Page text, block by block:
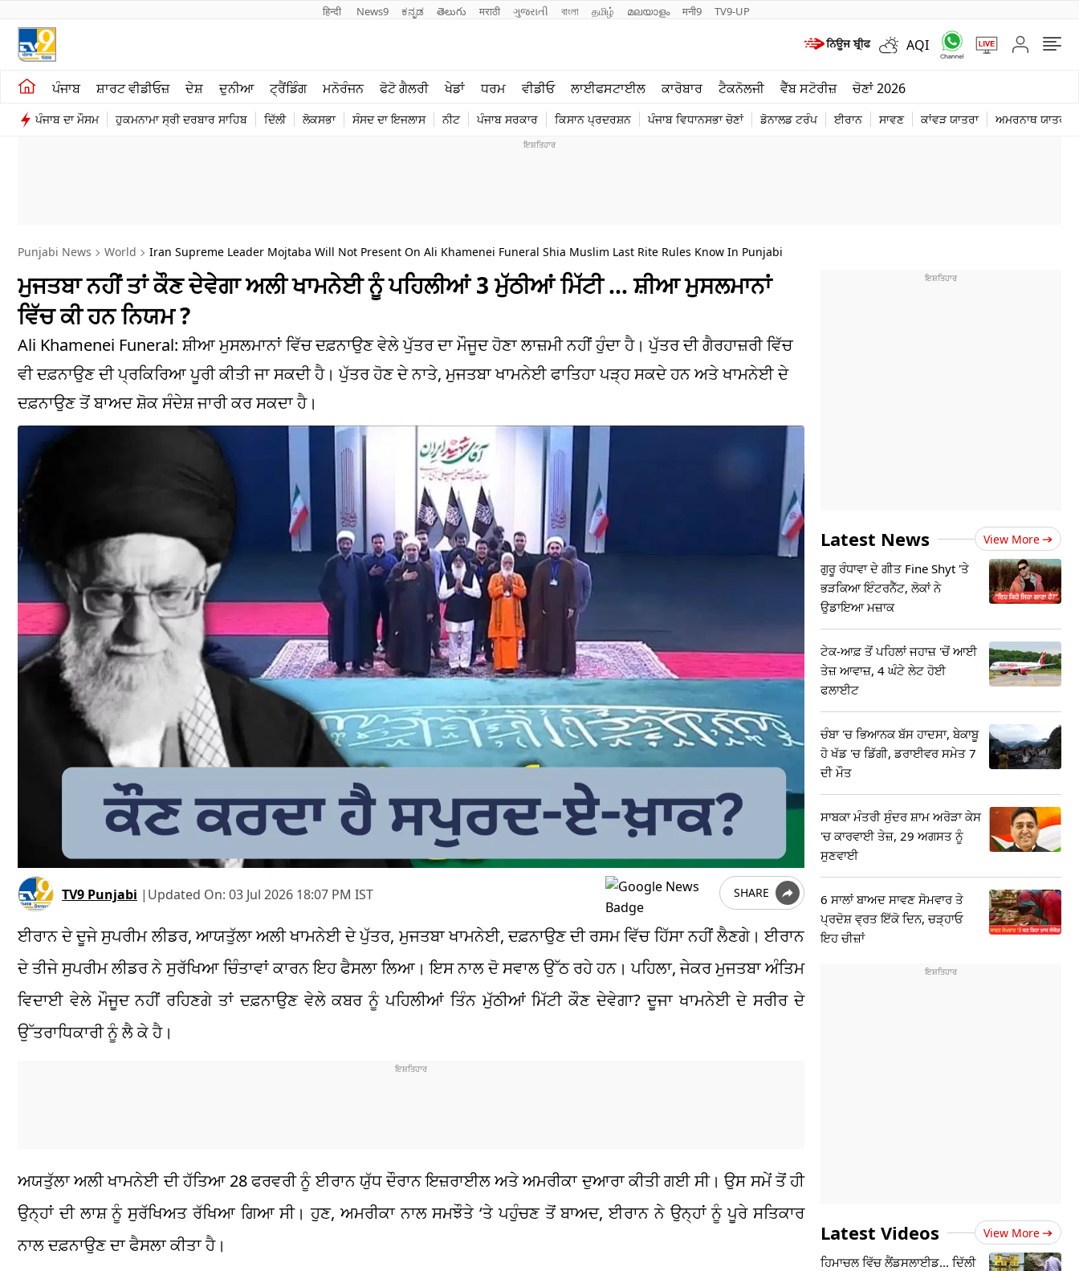
हिन्दी News9 ಕನ್ನಡ తెలుగు मराठी ગુજરાતી বাংলা தமிழ் മലയാളം मनी9 TV9-UP
AQI
ਪੰਜਾਬ ਸ਼ਾਰਟ ਵੀਡੀਓਜ਼ ਦੇਸ਼ ਦੁਨੀਆ ਟ੍ਰੈਂਡਿੰਗ ਮਨੋਰੰਜਨ ਫੋਟੋ ਗੈਲਰੀ ਖੇਡਾਂ ਧਰਮ ਵੀਡੀਓ ਲਾਈਫਸਟਾਈਲ ਕਾਰੋਬਾਰ ਟੈਕਨੋਲਜੀ ਵੈੱਬ ਸਟੋਰੀਜ਼ ਚੋਣਾਂ 2026
ਪੰਜਾਬ ਦਾ ਮੌਸਮ ਹੁਕਮਨਾਮਾ ਸ੍ਰੀ ਦਰਬਾਰ ਸਾਹਿਬ ਦਿੱਲੀ ਲੋਕਸਭਾ ਸੰਸਦ ਦਾ ਇਜਲਾਸ ਨੀਟ ਪੰਜਾਬ ਸਰਕਾਰ ਕਿਸਾਨ ਪ੍ਰਦਰਸ਼ਨ ਪੰਜਾਬ ਵਿਧਾਨਸਭਾ ਚੋਣਾਂ ਡੋਨਾਲਡ ਟਰੰਪ ਈਰਾਨ ਸਾਵਣ ਕਾਂਵੜ ਯਾਤਰਾ ਅਮਰਨਾਥ ਯਾਤਰਾ
ਖੇਤੀਬਾੜੀ
ਸ਼ਾਰਟ ਵੀਡੀਓਜ਼
ਮਨੋਰੰਜਨ
ਪੰਜਾਬ
ਟੈਕਨੋਲਜੀ
ਦੁਨੀਆ
Punjabi News World Iran Supreme Leader Mojtaba Will Not Present On Ali Khamenei Funeral Shia Muslim Last Rite Rules Know In Punjabi
ਮੁਜਤਬਾ ਨਹੀਂ ਤਾਂ ਕੌਣ ਦੇਵੇਗਾ ਅਲੀ ਖਾਮਨੇਈ ਨੂੰ ਪਹਿਲੀਆਂ 3 ਮੁੱਠੀਆਂ ਮਿੱਟੀ … ਸ਼ੀਆ ਮੁਸਲਮਾਨਾਂ
ਵਿੱਚ ਕੀ ਹਨ ਨਿਯਮ ?
Ali Khamenei Funeral: ਸ਼ੀਆ ਮੁਸਲਮਾਨਾਂ ਵਿੱਚ ਦਫ਼ਨਾਉਣ ਵੇਲੇ ਪੁੱਤਰ ਦਾ ਮੌਜੂਦ ਹੋਣਾ ਲਾਜ਼ਮੀ ਨਹੀਂ ਹੁੰਦਾ ਹੈ। ਪੁੱਤਰ ਦੀ ਗੈਰਹਾਜ਼ਰੀ ਵਿੱਚ
ਵੀ ਦਫ਼ਨਾਉਣ ਦੀ ਪ੍ਰਕਿਰਿਆ ਪੂਰੀ ਕੀਤੀ ਜਾ ਸਕਦੀ ਹੈ। ਪੁੱਤਰ ਹੋਣ ਦੇ ਨਾਤੇ, ਮੁਜਤਬਾ ਖਾਮਨੇਈ ਫਾਤਿਹਾ ਪੜ੍ਹ ਸਕਦੇ ਹਨ ਅਤੇ ਖਾਮਨੇਈ ਦੇ
ਦਫ਼ਨਾਉਣ ਤੋਂ ਬਾਅਦ ਸ਼ੋਕ ਸੰਦੇਸ਼ ਜਾਰੀ ਕਰ ਸਕਦਾ ਹੈ।
TV9 Punjabi | Updated On: 03 Jul 2026 18:07 PM IST SHARE
ਈਰਾਨ ਦੇ ਦੂਜੇ ਸੁਪਰੀਮ ਲੀਡਰ, ਆਯਤੁੱਲਾ ਅਲੀ ਖਾਮਨੇਈ ਦੇ ਪੁੱਤਰ, ਮੁਜਤਬਾ ਖਾਮਨੇਈ, ਦਫ਼ਨਾਉਣ ਦੀ ਰਸਮ ਵਿੱਚ ਹਿੱਸਾ ਨਹੀਂ ਲੈਣਗੇ। ਈਰਾਨ
ਦੇ ਤੀਜੇ ਸੁਪਰੀਮ ਲੀਡਰ ਨੇ ਸੁਰੱਖਿਆ ਚਿੰਤਾਵਾਂ ਕਾਰਨ ਇਹ ਫੈਸਲਾ ਲਿਆ। ਇਸ ਨਾਲ ਦੋ ਸਵਾਲ ਉੱਠ ਰਹੇ ਹਨ। ਪਹਿਲਾ, ਜੇਕਰ ਮੁਜਤਬਾ ਅੰਤਿਮ
ਵਿਦਾਈ ਵੇਲੇ ਮੌਜੂਦ ਨਹੀਂ ਰਹਿਣਗੇ ਤਾਂ ਦਫ਼ਨਾਉਣ ਵੇਲੇ ਕਬਰ ਨੂੰ ਪਹਿਲੀਆਂ ਤਿੰਨ ਮੁੱਠੀਆਂ ਮਿੱਟੀ ਕੌਣ ਦੇਵੇਗਾ? ਦੂਜਾ ਖਾਮਨੇਈ ਦੇ ਸਰੀਰ ਦੇ
ਉੱਤਰਾਧਿਕਾਰੀ ਨੂੰ ਲੈ ਕੇ ਹੈ।
ਅਯਤੁੱਲਾ ਅਲੀ ਖਾਮਨੇਈ ਦੀ ਹੱਤਿਆ 28 ਫਰਵਰੀ ਨੂੰ ਈਰਾਨ ਯੁੱਧ ਦੌਰਾਨ ਇਜ਼ਰਾਈਲ ਅਤੇ ਅਮਰੀਕਾ ਦੁਆਰਾ ਕੀਤੀ ਗਈ ਸੀ। ਉਸ ਸਮੇਂ ਤੋਂ ਹੀ
ਉਨ੍ਹਾਂ ਦੀ ਲਾਸ਼ ਨੂੰ ਸੁਰੱਖਿਅਤ ਰੱਖਿਆ ਗਿਆ ਸੀ। ਹੁਣ, ਅਮਰੀਕਾ ਨਾਲ ਸਮਝੌਤੇ ‘ਤੇ ਪਹੁੰਚਣ ਤੋਂ ਬਾਅਦ, ਈਰਾਨ ਨੇ ਉਨ੍ਹਾਂ ਨੂੰ ਪੂਰੇ ਸਤਿਕਾਰ
ਨਾਲ ਦਫ਼ਨਾਉਣ ਦਾ ਫੈਸਲਾ ਕੀਤਾ ਹੈ।
Latest News View More
ਗੁਰੂ ਰੰਧਾਵਾ ਦੇ ਗੀਤ Fine Shyt 'ਤੇ
ਭੜਕਿਆ ਇੰਟਰਨੈੱਟ, ਲੋਕਾਂ ਨੇ
ਉਡਾਇਆ ਮਜ਼ਾਕ
ਟੇਕ-ਆਫ਼ ਤੋਂ ਪਹਿਲਾਂ ਜਹਾਜ਼ 'ਚੋਂ ਆਈ
ਤੇਜ਼ ਆਵਾਜ਼, 4 ਘੰਟੇ ਲੇਟ ਹੋਈ
ਫਲਾਈਟ
ਚੰਬਾ 'ਚ ਭਿਆਨਕ ਬੱਸ ਹਾਦਸਾ, ਬੇਕਾਬੂ
ਹੋ ਖੱਡ 'ਚ ਡਿੱਗੀ, ਡਰਾਈਵਰ ਸਮੇਤ 7
ਦੀ ਮੌਤ
ਸਾਬਕਾ ਮੰਤਰੀ ਸੁੰਦਰ ਸ਼ਾਮ ਅਰੋੜਾ ਕੇਸ
'ਚ ਕਾਰਵਾਈ ਤੇਜ਼, 29 ਅਗਸਤ ਨੂੰ
ਸੁਣਵਾਈ
6 ਸਾਲਾਂ ਬਾਅਦ ਸਾਵਣ ਸੋਮਵਾਰ ਤੇ
ਪ੍ਰਦੋਸ਼ ਵ੍ਰਤ ਇੱਕੋ ਦਿਨ, ਚੜ੍ਹਾਓ
ਇਹ ਚੀਜ਼ਾਂ
Latest Videos View More
ਹਿਮਾਚਲ ਵਿੱਚ ਲੈਂਡਸਲਾਈਡ... ਦਿੱਲੀ